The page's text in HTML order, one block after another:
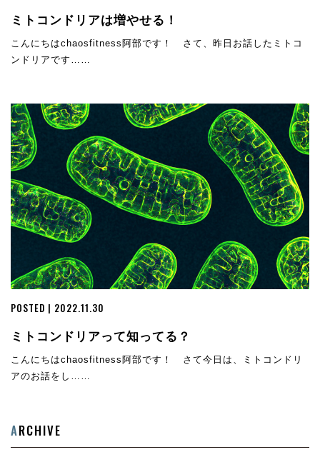
ミトコンドリアは増やせる！
こんにちはchaosfitness阿部です！ さて、昨日お話したミトコ
ンドリアです……
POSTED | 2022.11.30
ミトコンドリアって知ってる？
こんにちはchaosfitness阿部です！ さて今日は、ミトコンドリ
アのお話をし……
ARCHIVE